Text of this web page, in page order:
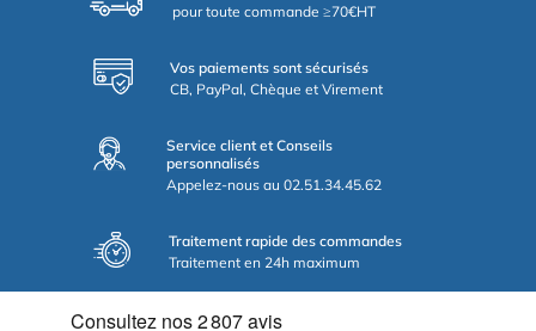
pour toute commande ≥70€HT
Vos paiements sont sécurisés
CB, PayPal, Chèque et Virement
Service client et Conseils
personnalisés
Appelez-nous au 02.51.34.45.62
Traitement rapide des commandes
Traitement en 24h maximum